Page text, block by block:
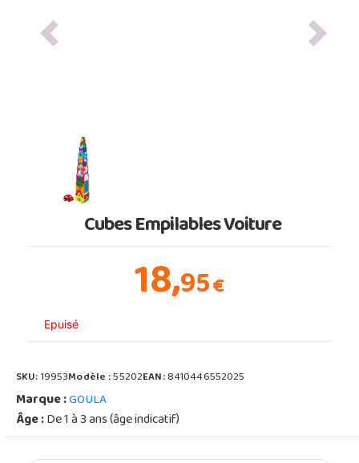
Previous Next
Cubes Empilables Voiture
18,95€
Epuisé
SKU:19953Modèle :55202EAN:8410446552025
Marque :GOULA
Âge :De 1 à 3 ans (âge indicatif)